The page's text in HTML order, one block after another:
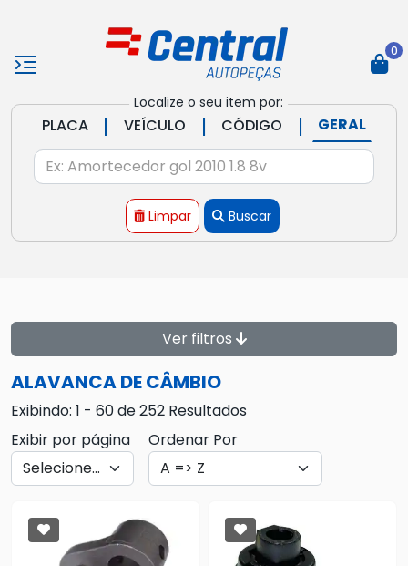
Localize o seu item por:
PLACA | VEÍCULO | CÓDIGO | GERAL
Limpar Buscar
0
Ver filtros
ALAVANCA DE CÂMBIO
Exibindo: 1 - 60 de 252 Resultados
Exibir por página
Ordenar Por